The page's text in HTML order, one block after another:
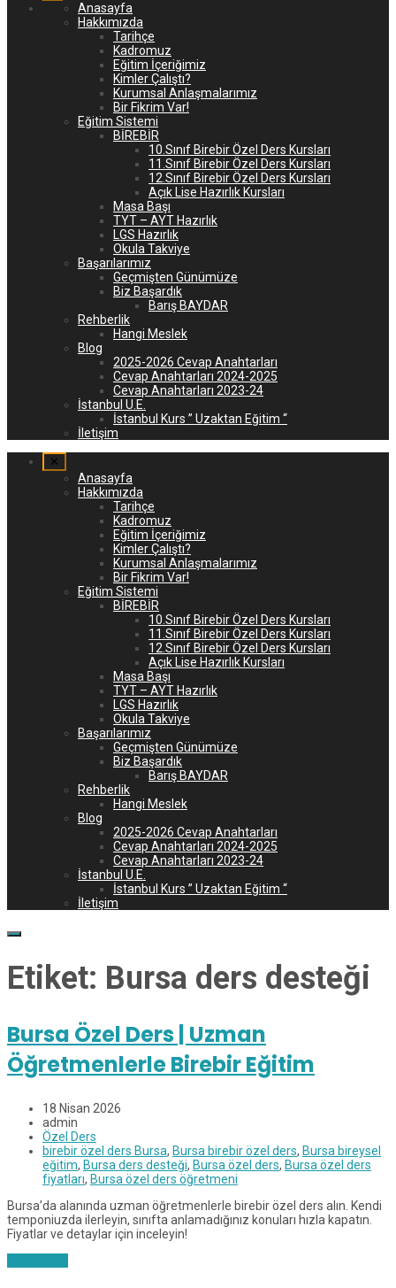
Anasayfa
Hakkımızda
Tarihçe
Kadromuz
Eğitim İçeriğimiz
Kimler Çalıştı?
Kurumsal Anlaşmalarımız
Bir Fikrim Var!
Eğitim Sistemi
BİREBİR
10.Sınıf Birebir Özel Ders Kursları
11.Sınıf Birebir Özel Ders Kursları
12.Sınıf Birebir Özel Ders Kursları
Açık Lise Hazırlık Kursları
Masa Başı
TYT – AYT Hazırlık
LGS Hazırlık
Okula Takviye
Başarılarımız
Geçmişten Günümüze
Biz Başardık
Barış BAYDAR
Rehberlik
Hangi Meslek
Blog
2025-2026 Cevap Anahtarları
Cevap Anahtarları 2024-2025
Cevap Anahtarları 2023-24
İstanbul U.E.
İstanbul Kurs ” Uzaktan Eğitim “
İletişim
✕
Anasayfa
Hakkımızda
Tarihçe
Kadromuz
Eğitim İçeriğimiz
Kimler Çalıştı?
Kurumsal Anlaşmalarımız
Bir Fikrim Var!
Eğitim Sistemi
BİREBİR
10.Sınıf Birebir Özel Ders Kursları
11.Sınıf Birebir Özel Ders Kursları
12.Sınıf Birebir Özel Ders Kursları
Açık Lise Hazırlık Kursları
Masa Başı
TYT – AYT Hazırlık
LGS Hazırlık
Okula Takviye
Başarılarımız
Geçmişten Günümüze
Biz Başardık
Barış BAYDAR
Rehberlik
Hangi Meslek
Blog
2025-2026 Cevap Anahtarları
Cevap Anahtarları 2024-2025
Cevap Anahtarları 2023-24
İstanbul U.E.
İstanbul Kurs ” Uzaktan Eğitim “
İletişim
Etiket: Bursa ders desteği
Bursa Özel Ders | Uzman
Öğretmenlerle Birebir Eğitim
18 Nisan 2026
admin
Özel Ders
birebir özel ders Bursa, Bursa birebir özel ders, Bursa bireysel
eğitim, Bursa ders desteği, Bursa özel ders, Bursa özel ders
fiyatları, Bursa özel ders öğretmeni
Bursa’da alanında uzman öğretmenlerle birebir özel ders alın. Kendi
temponiuzda ilerleyin, sınıfta anlamadığınız konuları hızla kapatın.
Fiyatlar ve detaylar için inceleyin!